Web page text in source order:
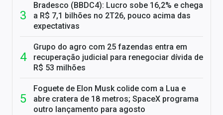
Bradesco (BBDC4): Lucro sobe 16,2% e chega
a R$ 7,1 bilhões no 2T26, pouco acima das
expectativas
Grupo do agro com 25 fazendas entra em
recuperação judicial para renegociar dívida de
R$ 53 milhões
Foguete de Elon Musk colide com a Lua e
abre cratera de 18 metros; SpaceX programa
outro lançamento para agosto